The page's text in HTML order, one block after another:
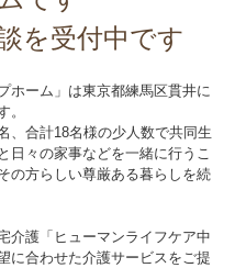
を受付中です
ホーム」は東京都練馬区貫井に
。
、合計18名様の少人数で共同生
日々の家事などを一緒に行うこ
の方らしい尊厳ある暮らしを続
介護「ヒューマンライフケア中
に合わせた介護サービスをご提